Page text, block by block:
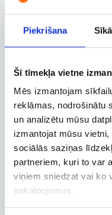
Piekrišana
Šī tīmekļa vietne
Mēs izmantojam
reklāmas, nodrošinātu
un analizētu mūsu
izmantojat mūsu
sociālās saziņas
partneriem, kuri to var
viņiem sniedzat vai ko
pakalpojumus.